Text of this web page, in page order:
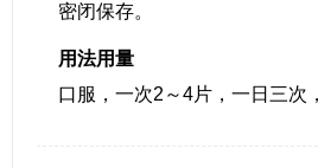
密闭保存。
用法用量
口服，一次2～4片，一日三次